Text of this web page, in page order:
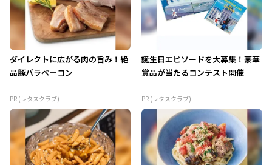
ダイレクトに広がる肉の旨み！絶
品豚バラベーコン
PR (レタスクラブ)
誕生日エピソードを大募集！豪華
賞品が当たるコンテスト開催
PR (レタスクラブ)